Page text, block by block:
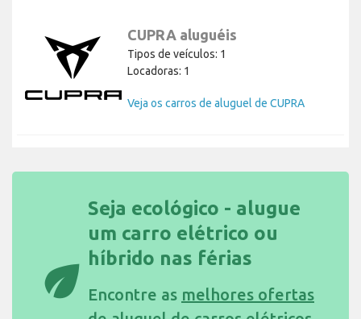
CUPRA aluguéis
Tipos de veículos: 1
Locadoras: 1
Veja os carros de aluguel de CUPRA
eco
Seja ecológico - alugue
um carro elétrico ou
híbrido nas férias
Encontre as melhores ofertas